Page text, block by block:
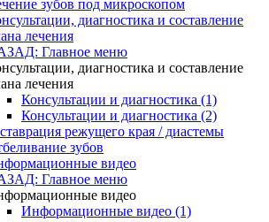
зубов под микроскопом
диагностика и составление
лечения
Главное меню
диагностика и составление
лечения
Консультации и диагностика (1)
Консультации и диагностика (2)
режущего края / диастемы
зубов
видео
Главное меню
видео
Информационные видео (1)